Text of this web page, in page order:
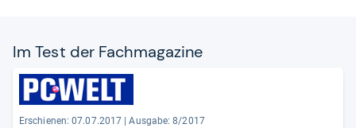
Im Test der Fach­ma­ga­zine
Erschienen: 07.07.2017 | Ausgabe: 8/2017